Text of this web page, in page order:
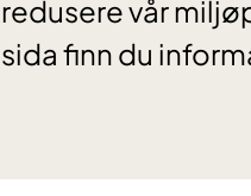
redusere vår
sida finn du